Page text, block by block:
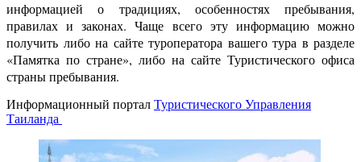
информацией о традициях, особенностях пребывания,
правилах и законах. Чаще всего эту информацию можно
получить либо на сайте туроператора вашего тура в разделе
«Памятка по стране», либо на сайте Туристического офиса
страны пребывания.
Информационный портал Туристического Управления
Таиланда